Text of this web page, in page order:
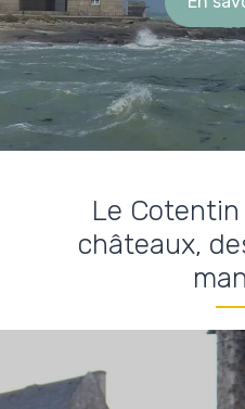
Le
châteaux,